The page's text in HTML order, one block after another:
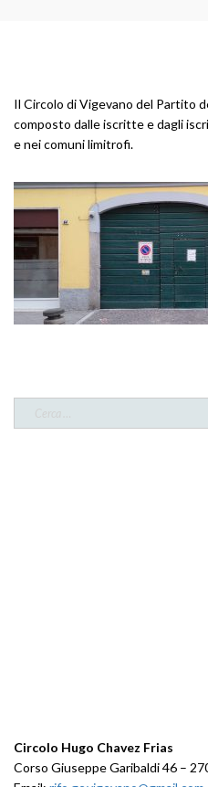
Il Circolo di Vigevano del Partito
composto dalle iscritte e dagli
e nei comuni limitrofi.
Circolo Hugo Chavez Frias
Corso Giuseppe Garibaldi 46 –